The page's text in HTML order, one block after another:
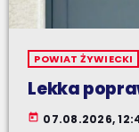
POWIAT ŻYWIECKI
Lekka
today 07.08.2026,